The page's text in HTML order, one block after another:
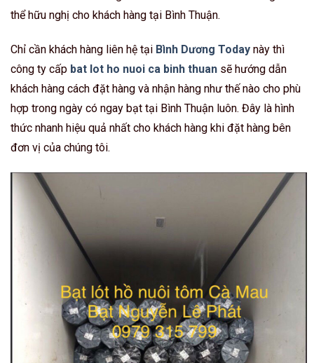
thể hữu nghị cho khách hàng tại Bình Thuận.
Chỉ cần khách hàng liên hệ tại Bình Dương Today này thì
công ty cấp bat lot ho nuoi ca binh thuan sẽ hướng dẫn
khách hàng cách đặt hàng và nhận hàng như thế nào cho phù
hợp trong ngày có ngay bạt tại Bình Thuận luôn. Đây là hình
thức nhanh hiệu quả nhất cho khách hàng khi đặt hàng bên
đơn vị của chúng tôi.